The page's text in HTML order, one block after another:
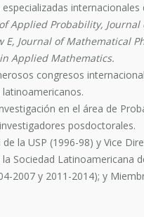
Applied Probability,
E, Journal of
Applied Mathematics.
congresos
en el área de
posdoctorales.
la USP (1996-98) y Vice
Sociedad Latinoamericana
2007 y 2011-2014); y